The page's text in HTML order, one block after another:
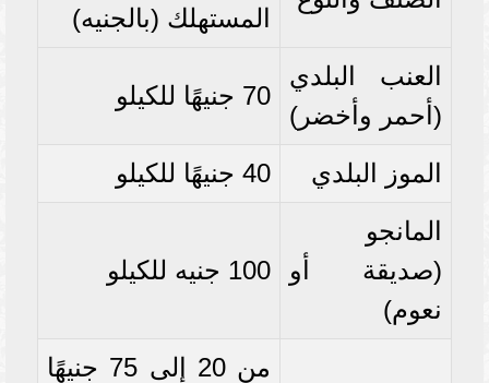
المستهلك (بالجنيه)
العنب البلدي
(أحمر وأخضر)
70 جنيهًا للكيلو
الموز البلدي
40 جنيهًا للكيلو
المانجو
(صديقة أو
نعوم)
100 جنيه للكيلو
من 20 إلى 75 جنيهًا